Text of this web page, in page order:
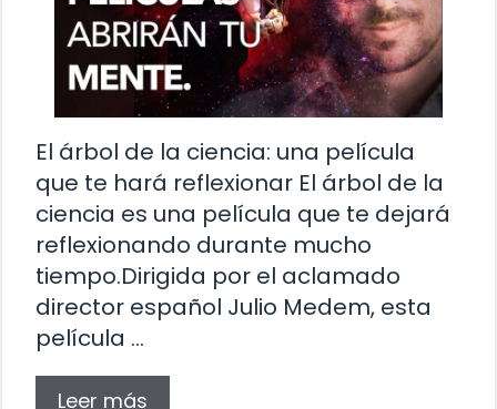
El árbol de la ciencia: una película
que te hará reflexionar El árbol de la
ciencia es una película que te dejará
reflexionando durante mucho
tiempo.Dirigida por el aclamado
director español Julio Medem, esta
película …
Leer más